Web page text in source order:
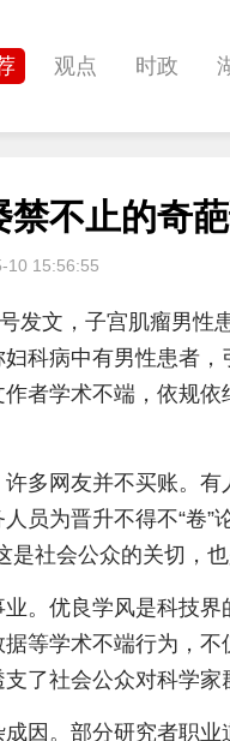
观点 时政
娱乐 影像
禁不止的奇
10 15:56:55
发文，子宫肌瘤男
科病中有男性患者，
者学术不端，依规
多网友并不买账。
员为晋升不得不“卷
是社会公众的关切，
。优良学风是科技
等学术不端行为，
了社会公众对科学
因。部分研究者职